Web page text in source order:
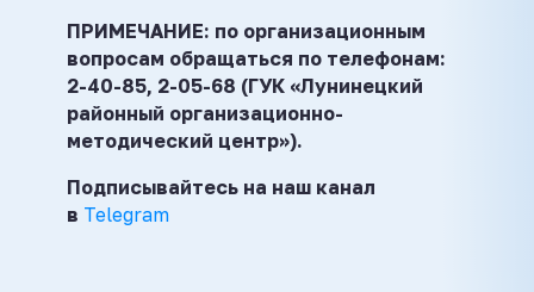
ПРИМЕЧАНИЕ: по организационным
вопросам обращаться по телефонам:
2-40-85, 2-05-68 (ГУК «Лунинецкий
районный организационно-
методический центр»).
Подписывайтесь на наш канал
в Telegram